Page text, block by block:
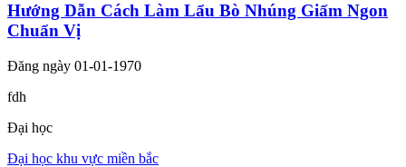
Hướng Dẫn Cách Làm Lẩu Bò Nhúng Giấm Ngon
Chuẩn Vị
Đăng ngày 01-01-1970
fdh
Đại học
Đại học khu vực miền bắc